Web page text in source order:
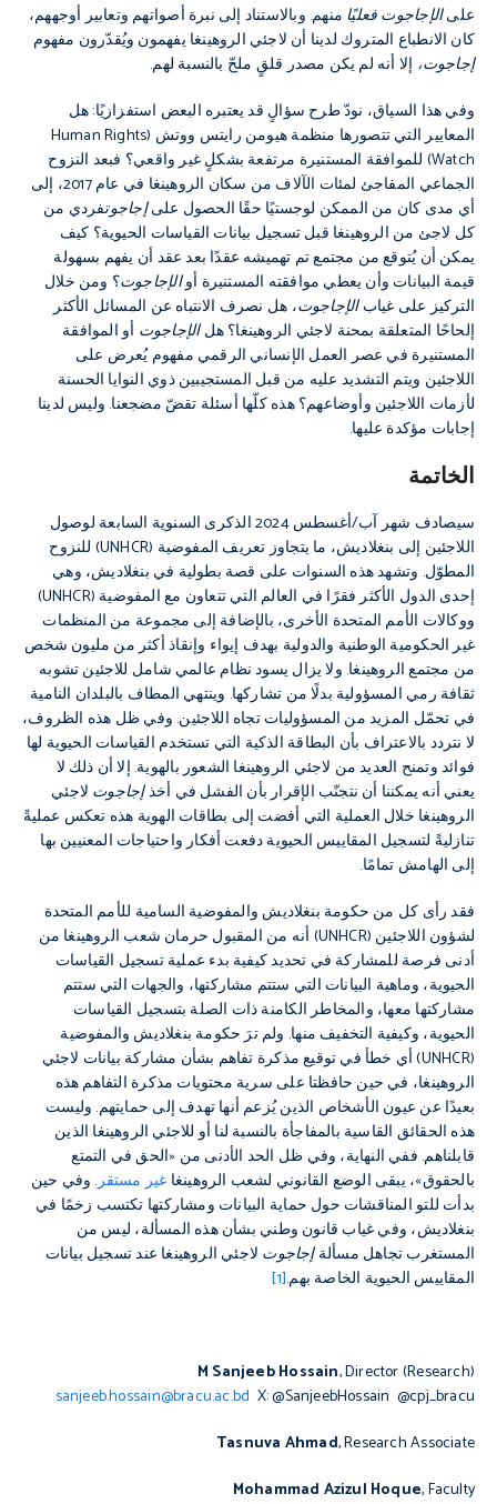
علىالإجاجوتفعليًا منهم. وبالاستناد إلى نبرة أصواتهم وتعابير أوجههم،
كان الانطباع المتروك لدينا أن لاجئي الروهينغا يفهمون ويُقدّرون مفهوم
إجاجوت، إلا أنه لم يكن مصدر قلقٍ ملحّ بالنسبة لهم.
وفي هذا السياق، نودّ طرح سؤالٍ قد يعتبره البعض استفزازيًا: هل
المعايير التي تتصورها منظمة هيومن رايتس ووتش (Human Rights
Watch) للموافقة المستنيرة مرتفعة بشكلٍ غير واقعي؟ فبعد النزوح
الجماعي المفاجئ لمئات الآلاف من سكان الروهينغا في عام 2017، إلى
أي مدى كان من الممكن لوجستيًا حقًا الحصول علىإجاجوتفردي من
كل لاجئ من الروهينغا قبل تسجيل بيانات القياسات الحيوية؟ كيف
يمكن أن يُتوقع من مجتمع تم تهميشه عقدًا بعد عقد أن يفهم بسهولة
قيمة البيانات وأن يعطي موافقته المستنيرة أوالإجاجوت؟ ومن خلال
التركيز على غيابالإجاجوت، هل نصرف الانتباه عن المسائل الأكثر
إلحاحًا المتعلقة بمحنة لاجئي الروهينغا؟ هلالإجاجوت أو الموافقة
المستنيرة في عصر العمل الإنساني الرقمي مفهوم يُعرض على
اللاجئين ويتم التشديد عليه من قبل المستجيبين ذوي النوايا الحسنة
لأزمات اللاجئين وأوضاعهم؟ هذه كلّها أسئلة تقضّ مضجعنا. وليس لدينا
إجابات مؤكدة عليها.
الخاتمة
سيصادف شهر آب/أغسطس 2024 الذكرى السنوية السابعة لوصول
اللاجئين إلى بنغلاديش، ما يتجاوز تعريف المفوضية (UNHCR) للنزوح
المطوّل. وتشهد هذه السنوات على قصة بطولية في بنغلاديش، وهي
إحدى الدول الأكثر فقرًا في العالم التي تتعاون مع المفوضية (UNHCR)
ووكالات الأمم المتحدة الأخرى، بالإضافة إلى مجموعة من المنظمات
غير الحكومية الوطنية والدولية بهدف إيواء وإنقاذ أكثر من مليون شخص
من مجتمع الروهينغا. ولا يزال يسود نظام عالمي شامل للاجئين تشوبه
ثقافة رمي المسؤولية بدلًا من تشاركها. وينتهي المطاف بالبلدان النامية
في تحمّل المزيد من المسؤوليات تجاه اللاجئين. وفي ظل هذه الظروف،
لا نتردد بالاعتراف بأن البطاقة الذكية التي تستخدم القياسات الحيوية لها
فوائد وتمنح العديد من لاجئي الروهينغا الشعور بالهوية. إلا أن ذلك لا
يعني أنه يمكننا أن نتجنّب الإقرار بأن الفشل في أخذإجاجوت لاجئي
الروهينغا خلال العملية التي أفضت إلى بطاقات الهوية هذه تعكس عمليةً
تنازليةً لتسجيل المقاييس الحيوية دفعت أفكار واحتياجات المعنيين بها
إلى الهامش تمامًا.
فقد رأى كل من حكومة بنغلاديش والمفوضية السامية للأمم المتحدة
لشؤون اللاجئين (UNHCR) أنه من المقبول حرمان شعب الروهينغا من
أدنى فرصة للمشاركة في تحديد كيفية بدء عملية تسجيل القياسات
الحيوية، وماهية البيانات التي ستتم مشاركتها، والجهات التي ستتم
مشاركتها معها، والمخاطر الكامنة ذات الصلة بتسجيل القياسات
الحيوية، وكيفية التخفيف منها. ولم ترَ حكومة بنغلاديش والمفوضية
(UNHCR) أي خطأ في توقيع مذكرة تفاهم بشأن مشاركة بيانات لاجئي
الروهينغا، في حين حافظتا على سرية محتويات مذكرة التفاهم هذه
بعيدًا عن عيون الأشخاص الذين يُزعم أنها تهدف إلى حمايتهم. وليست
هذه الحقائق القاسية بالمفاجأة بالنسبة لنا أو للاجئي الروهينغا الذين
قابلناهم. ففي النهاية، وفي ظل الحد الأدنى من «الحق في التمتع
بالحقوق»، يبقى الوضع القانوني لشعب الروهينغا غير مستقر. وفي حين
بدأت للتو المناقشات حول حماية البيانات ومشاركتها تكتسب زخمًا في
بنغلاديش، وفي غياب قانون وطني بشأن هذه المسألة، ليس من
المستغرب تجاهل مسألةإجاجوت لاجئي الروهينغا عند تسجيل بيانات
المقاييس الحيوية الخاصة بهم.[1]
M Sanjeeb Hossain, Director (Research)
sanjeeb.hossain@bracu.ac.bd X: @SanjeebHossain @cpj_bracu
Tasnuva Ahmad, Research Associate
Mohammad Azizul Hoque, Faculty